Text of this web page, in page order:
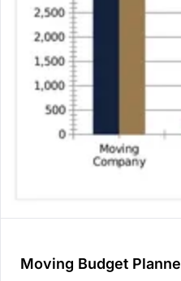
Moving Budget